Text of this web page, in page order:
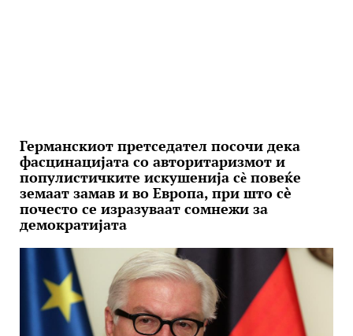
Германскиот претседател посочи дека
фасцинацијата со авторитаризмот и
популистичките искушенија сѐ повеќе
земаат замав и во Европа, при што сè
почесто се изразуваат сомнежи за
демократијата